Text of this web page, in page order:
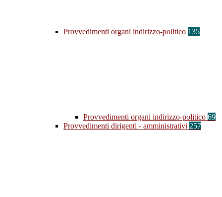
Provvedimenti organi indirizzo-politico 135
Provvedimenti organi indirizzo-politico 69
Provvedimenti dirigenti - amministrativi 257